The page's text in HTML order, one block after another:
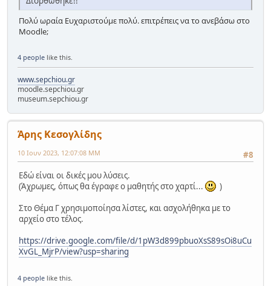
Πολύ ωραία Ευχαριστούμε πολύ. επιτρέπεις να το ανεβάσω στο
Moodle;
4 people like this.
www.sepchiou.gr
moodle.sepchiou.gr
museum.sepchiou.gr
Άρης Κεσογλίδης
#8
10 Ιουν 2023, 12:07:08 ΜΜ
Εδώ είναι οι δικές μου λύσεις.
(Άχρωμες, όπως θα έγραφε ο μαθητής στο χαρτί...
)
Στο Θέμα Γ χρησιμοποίησα λίστες, και ασχολήθηκα με το
αρχείο στο τέλος.
https://drive.google.com/file/d/1pW3d899pbuoXsS89sOi8uCu
XvGL_MjrP/view?usp=sharing
4 people like this.